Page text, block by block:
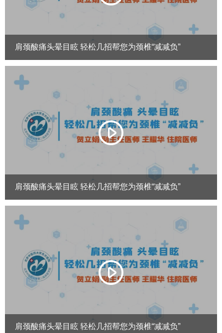
肩颈酸痛头晕目眩 轻松几招帮您为颈椎“减减负”
肩颈酸痛头晕目眩 轻松几招帮您为颈椎“减减负”
肩颈酸痛头晕目眩 轻松几招帮您为颈椎“减减负”